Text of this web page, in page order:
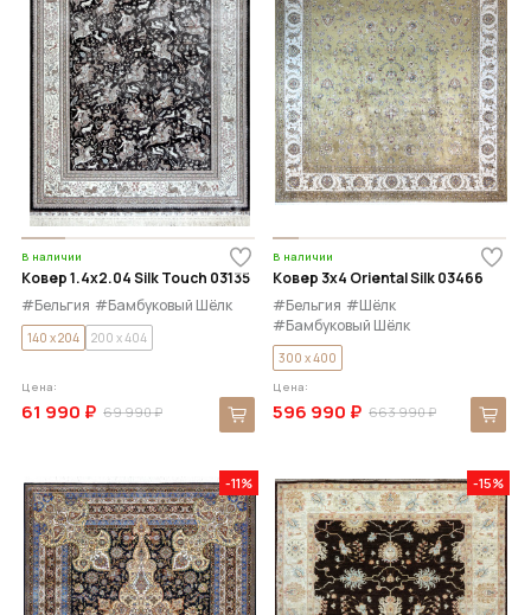
В наличии
Ковер 1.4x2.04 Silk Touch 03135
#Бельгия #Бамбуковый Шёлк
140 x 204 200 x 404
Цена:
69 990 ₽
61 990 ₽
В наличии
Ковер 3x4 Oriental Silk 03466
#Бельгия #Шёлк
#Бамбуковый Шёлк
300 x 400
Цена:
663 990 ₽
596 990 ₽
-11% -15%